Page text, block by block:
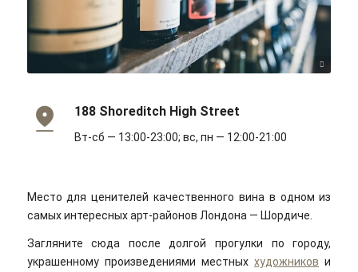
Scott Warman/unsplash
188 Shoreditch High Street
Вт-сб — 13:00-23:00; вс, пн — 12:00-21:00
Место для ценителей качественного вина в одном из
самых интересных арт-районов Лондона — Шордиче.
Загляните сюда после долгой прогулки по городу,
украшенному произведениями местныххудожников и